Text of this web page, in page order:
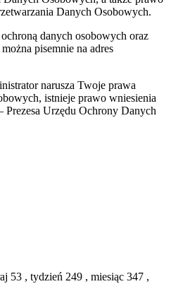
Danych Osobowych.
danych osobowych oraz
pisemnie na adres
narusza Twoje prawa
istnieje prawo wniesienia
Prezesa Urzędu Ochrony Danych
53 , tydzień 249 , miesiąc 347 ,